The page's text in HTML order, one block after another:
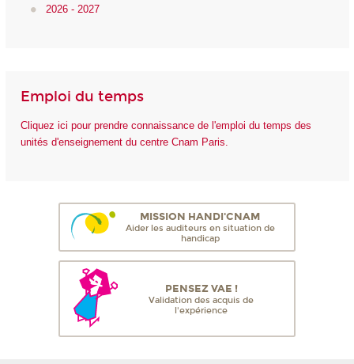
2026 - 2027
Emploi du temps
Cliquez ici pour prendre connaissance de l'emploi du temps des
unités d'enseignement du centre Cnam Paris.
MISSION HANDI'CNAM
Aider les auditeurs en situation de
handicap
PENSEZ VAE !
Validation des acquis de
l'expérience